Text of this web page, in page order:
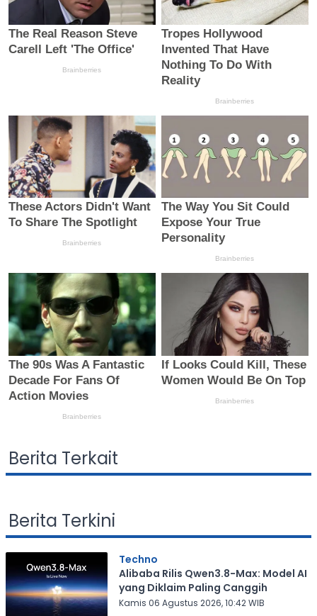
Berita Terkait
Berita Terkini
Techno
Alibaba Rilis Qwen3.8-Max: Model AI
yang Diklaim Paling Canggih
Kamis 06 Agustus 2026, 10:42 WIB